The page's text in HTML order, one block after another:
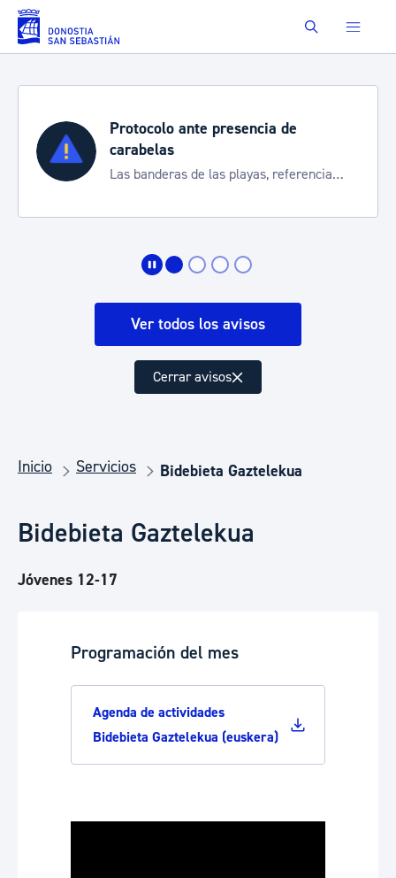
Saltar al contenido principal Buscar
Protocolo ante presencia de
carabelas
Las banderas de las playas, referencia
Ver todos los avisos
Cerrar avisos
Inicio Servicios Bidebieta Gaztelekua
Bidebieta Gaztelekua
Jóvenes 12-17
Programación del mes
Agenda de actividades
Bidebieta Gaztelekua (euskera)